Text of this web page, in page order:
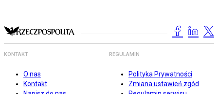
KONTAKT
O nas
Kontakt
REGULAMIN
Polityka Prywatności
Zmiana ustawień zgód